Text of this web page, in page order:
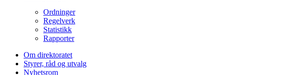
Ordninger
Regelverk
Statistikk
Rapporter
Om direktoratet
Styrer, råd og utvalg
Nyhetsrom